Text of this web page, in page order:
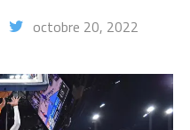
octobre 20, 2022